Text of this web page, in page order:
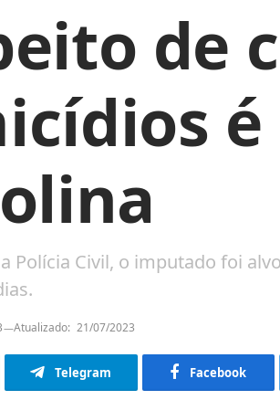
de
Polícia Civil, o imputado foi
Atualizado: 21/07/2023
Telegram Facebook